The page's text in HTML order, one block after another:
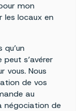
mon
les locaux en
qu’un
s’avérer
vous. Nous
de vos
au
négociation de